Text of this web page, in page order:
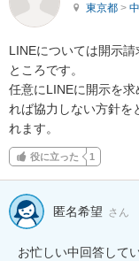
東京都 >
LINEについては開示
ところです。
任意にLINEに開示を
れば協力しない方針を
れます。
役に立った 1
匿名希望 さん
お忙しい中回答して